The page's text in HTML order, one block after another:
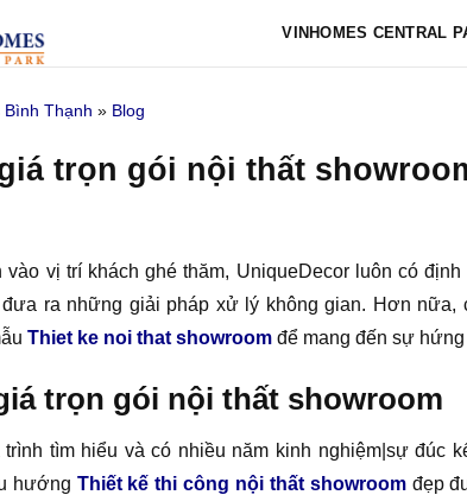
VINHOMES CENTRAL
Bình Thạnh » Blog
trọn gói nội thất
vào vị trí khách ghé thăm, UniqueDecor luôn có
ra những giải pháp xử lý không gian. Hơn
Thiet ke noi that showroom để mang đến sự
trọn gói nội thất showroom
trình tìm hiểu và có nhiều năm kinh nghiệm|sự đúc
hướng Thiết kế thi công nội thất showroomđẹp